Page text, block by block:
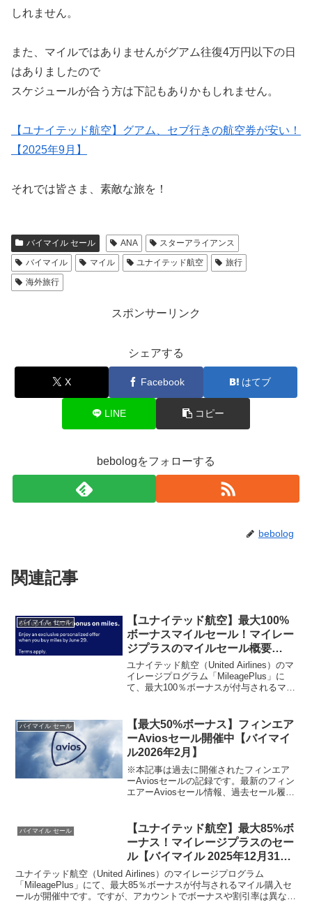
しれません。
また、マイルではありませんがグアム往復4万円以下の日
はありましたので
スケジュールが合う方は下記もありかもしれません。
【ユナイテッド航空】グアム、セブ行きの航空券が安い！
【2025年9月】
それでは皆さま、素敵な旅を！
バイマイル セール ANA
スターアライアンス
バイマイル
マイル ユナイテッド航空
旅行
海外旅行
スポンサーリンク
シェアする
X Facebook はてブ
LINE コピー
bebologをフォローする
bebolog
関連記事
バイマイル セール
【ユナイテッド航空】最大100%
ボーナスマイルセール！マイレー
ジプラスのマイルセール概要
【2025年6月バイマイル】
ユナイテッド航空（United Airlines）のマ
イレージプログラム「MileagePlus」に
て、最大100％ボーナスが付与されるマイ
ス加盟の航空会社でも使えま...
バイマイル セール
【最大50%ボーナス】フィンエア
ーAviosセール開催中【バイマイ
ル2026年2月】
※本記事は過去に開催されたフィンエア
ーAviosセールの記録です。最新のフィン
エアーAviosセール情報、過去セール履
記事で随時更新しています。フィンエア
ーAvi...
バイマイル セール
【ユナイテッド航空】最大85%ボ
ーナス！マイレージプラスのセー
ル【バイマイル 2025年12月31ま
で】
ユナイテッド航空（United Airlines）のマイレージプログラム
「MileagePlus」にて、最大85％ボーナスが付与されるマイル購入セ
ールが開催中です。ですが、アカウントでボーナスや割引率は異なる